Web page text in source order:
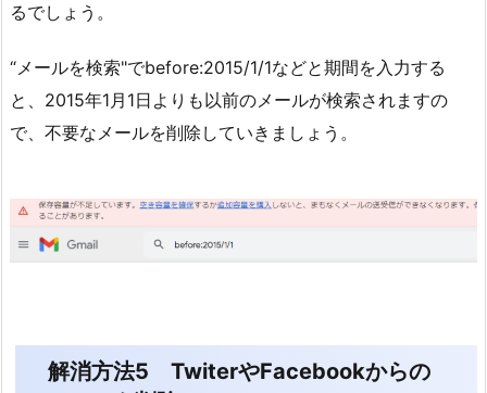
るでしょう。
“メールを検索"でbefore:2015/1/1などと期間を入力する
と、2015年1月1日よりも以前のメールが検索されますの
で、不要なメールを削除していきましょう。
解消方法5 TwiterやFacebookからの